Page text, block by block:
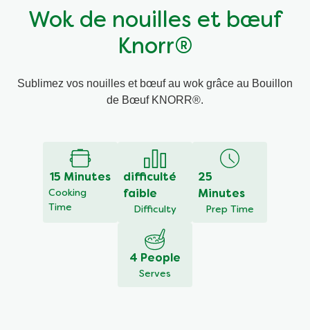
Végétarien
Wok de nouilles et bœuf
Knorr®
Sublimez vos nouilles et bœuf au wok grâce au Bouillon
de Bœuf KNORR®.
15 Minutes
Cooking
Time
difficulté
faible
Difficulty
25
Minutes
Prep Time
4 People
Serves